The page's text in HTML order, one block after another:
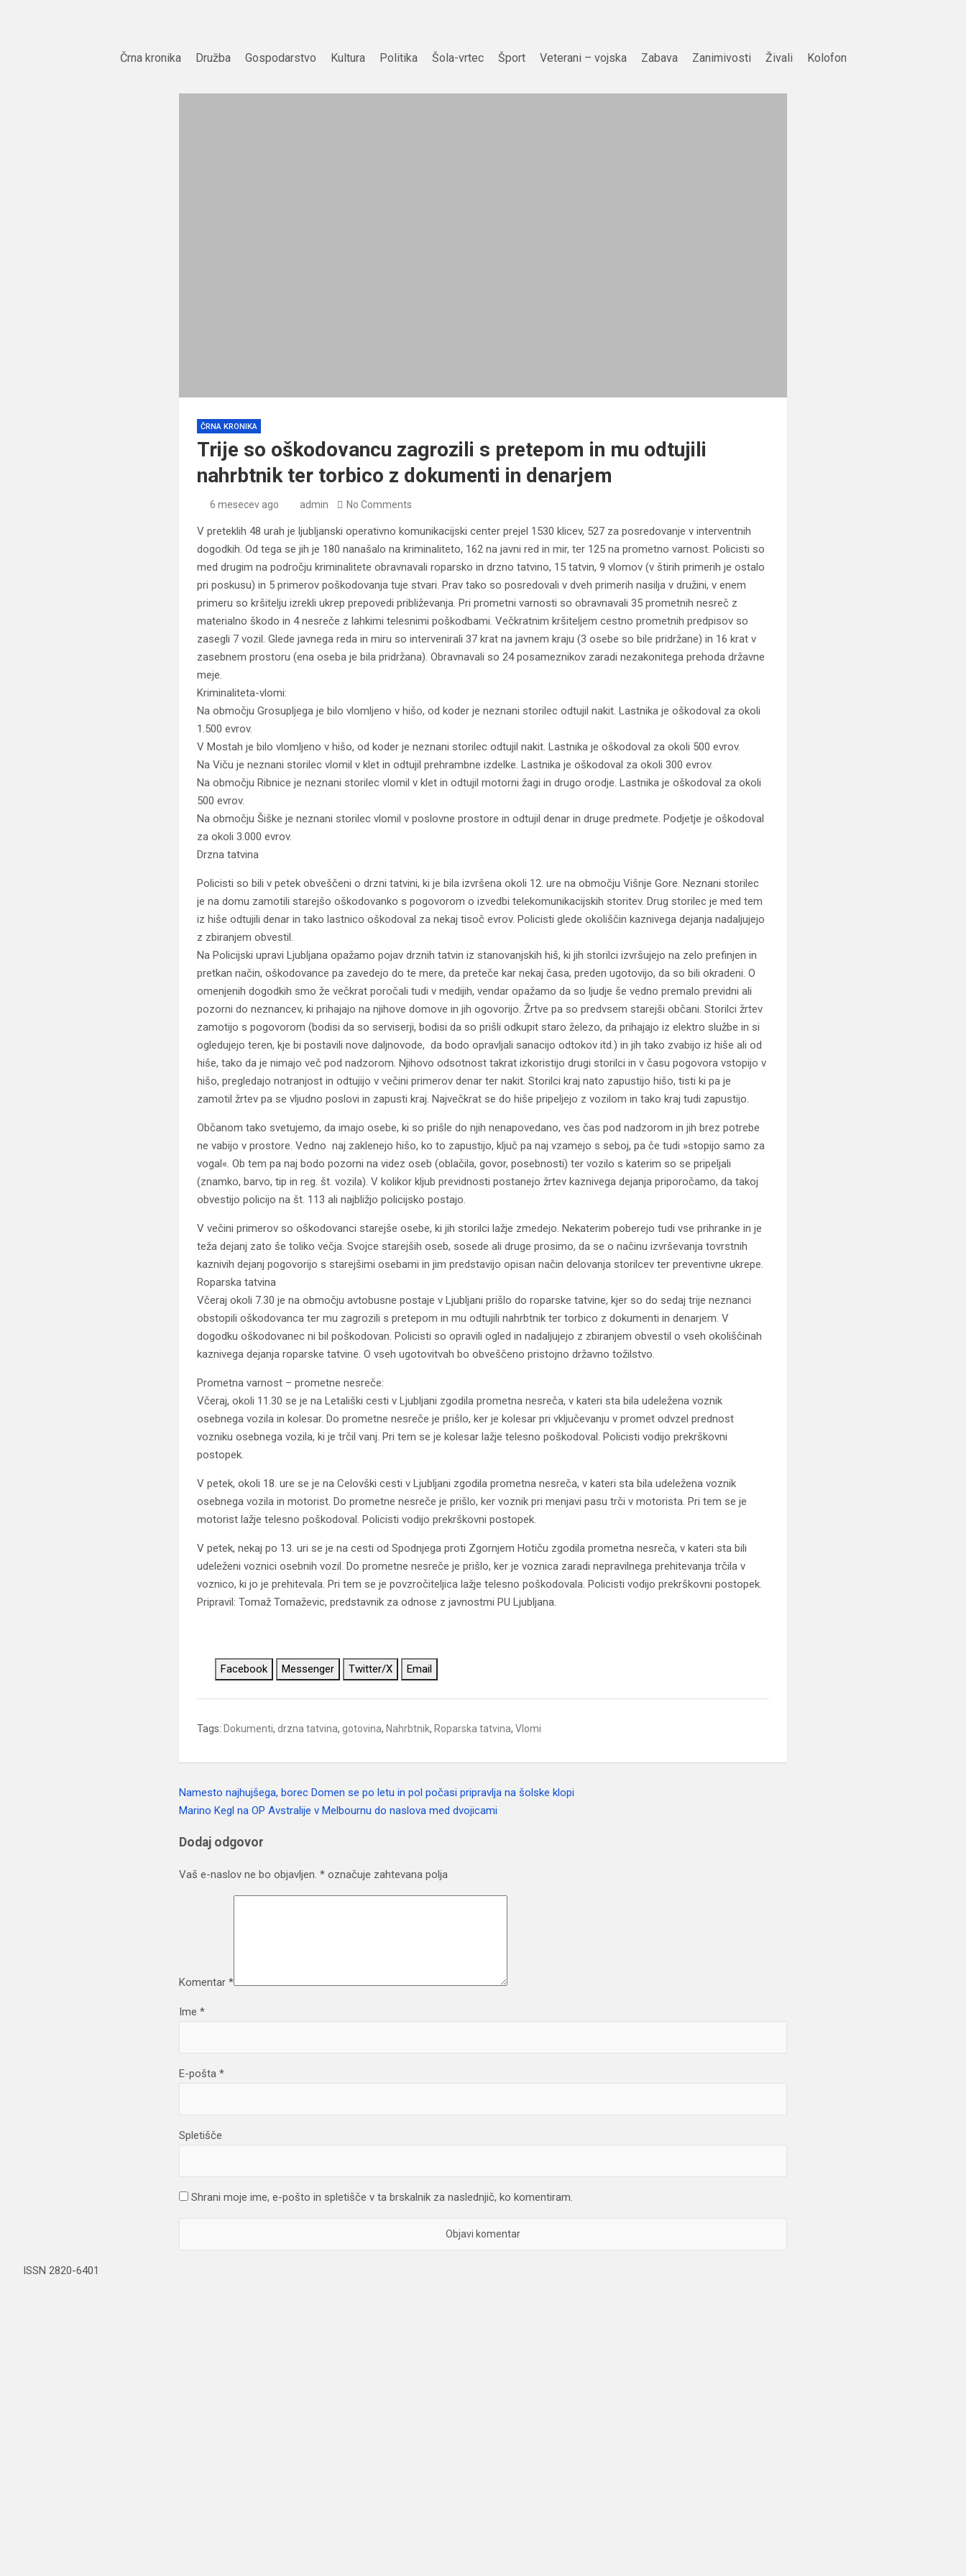
Črna kronika Družba Gospodarstvo Kultura Politika Šola-vrtec Šport Veterani – vojska Zabava Zanimivosti Živali Kolofon
ČRNA KRONIKA
Trije so oškodovancu zagrozili s pretepom in mu odtujili
nahrbtnik ter torbico z dokumenti in denarjem
6 mesecev ago admin No Comments
V preteklih 48 urah je ljubljanski operativno komunikacijski center prejel 1530 klicev, 527 za posredovanje v interventnih
dogodkih. Od tega se jih je 180 nanašalo na kriminaliteto, 162 na javni red in mir, ter 125 na prometno varnost. Policisti so
med drugim na področju kriminalitete obravnavali roparsko in drzno tatvino, 15 tatvin, 9 vlomov (v štirih primerih je ostalo
pri poskusu) in 5 primerov poškodovanja tuje stvari. Prav tako so posredovali v dveh primerih nasilja v družini, v enem
primeru so kršitelju izrekli ukrep prepovedi približevanja. Pri prometni varnosti so obravnavali 35 prometnih nesreč z
materialno škodo in 4 nesreče z lahkimi telesnimi poškodbami. Večkratnim kršiteljem cestno prometnih predpisov so
zasegli 7 vozil. Glede javnega reda in miru so intervenirali 37 krat na javnem kraju (3 osebe so bile pridržane) in 16 krat v
zasebnem prostoru (ena oseba je bila pridržana). Obravnavali so 24 posameznikov zaradi nezakonitega prehoda državne
meje.
Kriminaliteta-vlomi:
Na območju Grosupljega je bilo vlomljeno v hišo, od koder je neznani storilec odtujil nakit. Lastnika je oškodoval za okoli
1.500 evrov.
V Mostah je bilo vlomljeno v hišo, od koder je neznani storilec odtujil nakit. Lastnika je oškodoval za okoli 500 evrov.
Na Viču je neznani storilec vlomil v klet in odtujil prehrambne izdelke. Lastnika je oškodoval za okoli 300 evrov.
Na območju Ribnice je neznani storilec vlomil v klet in odtujil motorni žagi in drugo orodje. Lastnika je oškodoval za okoli
500 evrov.
Na območju Šiške je neznani storilec vlomil v poslovne prostore in odtujil denar in druge predmete. Podjetje je oškodoval
za okoli 3.000 evrov.
Drzna tatvina
Policisti so bili v petek obveščeni o drzni tatvini, ki je bila izvršena okoli 12. ure na območju Višnje Gore. Neznani storilec
je na domu zamotili starejšo oškodovanko s pogovorom o izvedbi telekomunikacijskih storitev. Drug storilec je med tem
iz hiše odtujili denar in tako lastnico oškodoval za nekaj tisoč evrov. Policisti glede okoliščin kaznivega dejanja nadaljujejo
z zbiranjem obvestil.
Na Policijski upravi Ljubljana opažamo pojav drznih tatvin iz stanovanjskih hiš, ki jih storilci izvršujejo na zelo prefinjen in
pretkan način, oškodovance pa zavedejo do te mere, da preteče kar nekaj časa, preden ugotovijo, da so bili okradeni. O
omenjenih dogodkih smo že večkrat poročali tudi v medijih, vendar opažamo da so ljudje še vedno premalo previdni ali
pozorni do neznancev, ki prihajajo na njihove domove in jih ogovorijo. Žrtve pa so predvsem starejši občani. Storilci žrtev
zamotijo s pogovorom (bodisi da so serviserji, bodisi da so prišli odkupit staro železo, da prihajajo iz elektro službe in si
ogledujejo teren, kje bi postavili nove daljnovode, da bodo opravljali sanacijo odtokov itd.) in jih tako zvabijo iz hiše ali od
hiše, tako da je nimajo več pod nadzorom. Njihovo odsotnost takrat izkoristijo drugi storilci in v času pogovora vstopijo v
hišo, pregledajo notranjost in odtujijo v večini primerov denar ter nakit. Storilci kraj nato zapustijo hišo, tisti ki pa je
zamotil žrtev pa se vljudno poslovi in zapusti kraj. Največkrat se do hiše pripeljejo z vozilom in tako kraj tudi zapustijo.
Občanom tako svetujemo, da imajo osebe, ki so prišle do njih nenapovedano, ves čas pod nadzorom in jih brez potrebe
ne vabijo v prostore. Vedno naj zaklenejo hišo, ko to zapustijo, ključ pa naj vzamejo s seboj, pa če tudi »stopijo samo za
vogal«. Ob tem pa naj bodo pozorni na videz oseb (oblačila, govor, posebnosti) ter vozilo s katerim so se pripeljali
(znamko, barvo, tip in reg. št. vozila). V kolikor kljub previdnosti postanejo žrtev kaznivega dejanja priporočamo, da takoj
obvestijo policijo na št. 113 ali najbližjo policijsko postajo.
V večini primerov so oškodovanci starejše osebe, ki jih storilci lažje zmedejo. Nekaterim poberejo tudi vse prihranke in je
teža dejanj zato še toliko večja. Svojce starejših oseb, sosede ali druge prosimo, da se o načinu izvrševanja tovrstnih
kaznivih dejanj pogovorijo s starejšimi osebami in jim predstavijo opisan način delovanja storilcev ter preventivne ukrepe.
Roparska tatvina
Včeraj okoli 7.30 je na območju avtobusne postaje v Ljubljani prišlo do roparske tatvine, kjer so do sedaj trije neznanci
obstopili oškodovanca ter mu zagrozili s pretepom in mu odtujili nahrbtnik ter torbico z dokumenti in denarjem. V
dogodku oškodovanec ni bil poškodovan. Policisti so opravili ogled in nadaljujejo z zbiranjem obvestil o vseh okoliščinah
kaznivega dejanja roparske tatvine. O vseh ugotovitvah bo obveščeno pristojno državno tožilstvo.
Prometna varnost – prometne nesreče:
Včeraj, okoli 11.30 se je na Letališki cesti v Ljubljani zgodila prometna nesreča, v kateri sta bila udeležena voznik
osebnega vozila in kolesar. Do prometne nesreče je prišlo, ker je kolesar pri vključevanju v promet odvzel prednost
vozniku osebnega vozila, ki je trčil vanj. Pri tem se je kolesar lažje telesno poškodoval. Policisti vodijo prekrškovni
postopek.
V petek, okoli 18. ure se je na Celovški cesti v Ljubljani zgodila prometna nesreča, v kateri sta bila udeležena voznik
osebnega vozila in motorist. Do prometne nesreče je prišlo, ker voznik pri menjavi pasu trči v motorista. Pri tem se je
motorist lažje telesno poškodoval. Policisti vodijo prekrškovni postopek.
V petek, nekaj po 13. uri se je na cesti od Spodnjega proti Zgornjem Hotiču zgodila prometna nesreča, v kateri sta bili
udeleženi voznici osebnih vozil. Do prometne nesreče je prišlo, ker je voznica zaradi nepravilnega prehitevanja trčila v
voznico, ki jo je prehitevala. Pri tem se je povzročiteljica lažje telesno poškodovala. Policisti vodijo prekrškovni postopek.
Pripravil: Tomaž Tomaževic, predstavnik za odnose z javnostmi PU Ljubljana.
Facebook Messenger Twitter/X Email
Tags: Dokumenti, drzna tatvina, gotovina, Nahrbtnik, Roparska tatvina,Vlomi
Navigacija
Namesto najhujšega, borec Domen se po letu in pol počasi pripravlja na šolske klopi
Marino Kegl na OP Avstralije v Melbournu do naslova med dvojicami
Dodaj odgovor
Vaš e-naslov ne bo objavljen. * označuje zahtevana polja
Komentar*
Ime*
E-pošta*
Spletišče
Shrani moje ime, e-pošto in spletišče v ta brskalnik za naslednjič, ko komentiram.
ISSN 2820-6401